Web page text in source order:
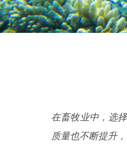
在畜牧业中，选
质量也不断提升